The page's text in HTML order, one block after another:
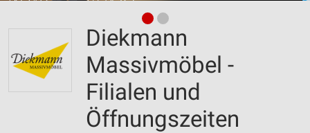
Diekmann
Massivmöbel -
Filialen und
Öffnungszeiten